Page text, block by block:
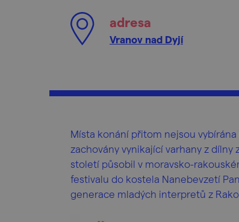
adresa
Vranov nad Dyjí
Místa konání přitom nejsou
zachovány vynikající varhany z
století působil v moravsko-
festivalu do kostela Nanebevzetí
generace mladých interpretů z